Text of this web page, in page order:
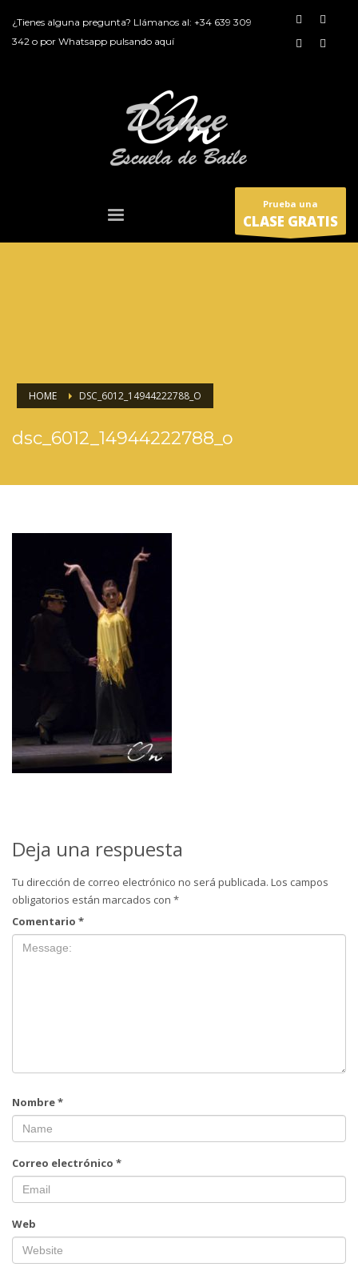
¿Tienes alguna pregunta? Llámanos al: +34 639 309
342 o por Whatsapp pulsando aquí
Prueba una
CLASE GRATIS
HOME DSC_6012_14944222788_O
dsc_6012_14944222788_o
Deja una respuesta
Tu dirección de correo electrónico no será publicada. Los campos
obligatorios están marcados con *
Comentario *
Nombre*
Correo electrónico *
Web